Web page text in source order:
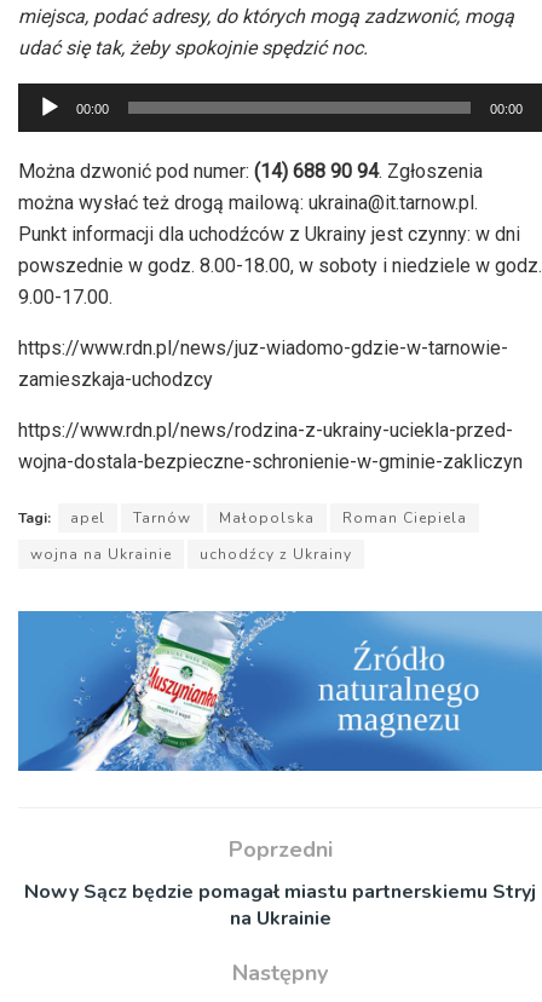
miejsca, podać adresy, do których mogą zadzwonić, mogą
udać się tak, żeby spokojnie spędzić noc.
Odtwarzacz
plików
dźwiękowych
00:00 00:00
Można dzwonić pod numer: (14) 688 90 94. Zgłoszenia
można wysłać też drogą mailową: ukraina@it.tarnow.pl.
Punkt informacji dla uchodźców z Ukrainy jest czynny: w dni
powszednie w godz. 8.00-18.00, w soboty i niedziele w godz.
9.00-17.00.
https://www.rdn.pl/news/juz-wiadomo-gdzie-w-tarnowie-
zamieszkaja-uchodzcy
https://www.rdn.pl/news/rodzina-z-ukrainy-uciekla-przed-
wojna-dostala-bezpieczne-schronienie-w-gminie-zakliczyn
Tagi: apel Tarnów Małopolska
Roman Ciepiela
wojna na Ukrainie
uchodźcy z Ukrainy
Poprzedni
Nowy Sącz będzie pomagał miastu partnerskiemu Stryj
na Ukrainie
Następny